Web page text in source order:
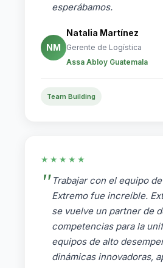
esperábamos.
NM
Natalia Martínez
Gerente de Logística
Assa Abloy Guatemala
Team Building
★★★★★
Trabajar con el equipo
Extremo fue increíble.
se vuelve un partner de
competencias para la
equipos de alto
dinámicas innovadoras,